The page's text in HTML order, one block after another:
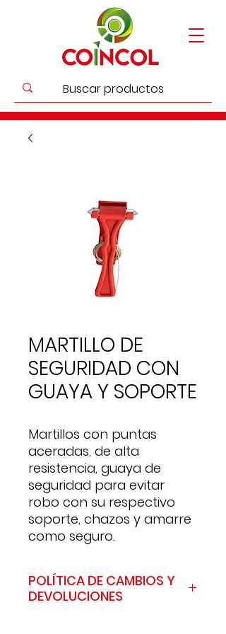
MARTILLO DE
SEGURIDAD CON
GUAYA Y SOPORTE
Martillos con puntas
aceradas, de alta
resistencia, guaya de
seguridad para evitar
robo con su respectivo
soporte, chazos y amarre
como seguro.
POLÍTICA DE CAMBIOS Y
DEVOLUCIONES